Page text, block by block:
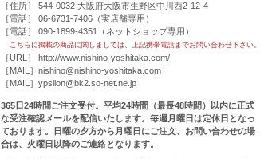
［住所］ 544-0032 大阪府大阪市生野区中川西2-12-4
［電話］ 06-6731-7406（実店舗専用）
［電話］ 090-1899-4351（ネットショップ専用）
こちらに掲載の商品に関しましては、上記携帯電話までお問い合わせ下さい。
［URL］ http://www.nishino-yoshitaka.com/
［MAIL］ nishino@nishino-yoshitaka.com
［MAIL］ ypsilon@bk2.so-net.ne.jp
365日24時間ご注文受付。平均24時間（最長48時間）以内に正式
な受注確認メールを配信いたします。毎週月曜日は定休日となっ
ております。日曜の夕方から月曜日にご注文、お問い合わせの場
合は、火曜日以降のご連絡となります。